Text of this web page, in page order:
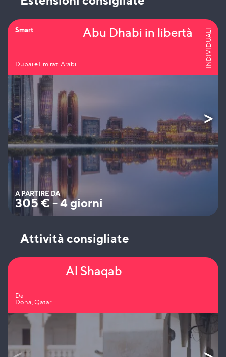
Smart
Dubai e Emirati Arabi
Abu Dhabi in libertà INDIVIDUALI
A PARTIRE DA
305 €-4 giorni
Attività consigliate
Da
Doha, Qatar
Al Shaqab